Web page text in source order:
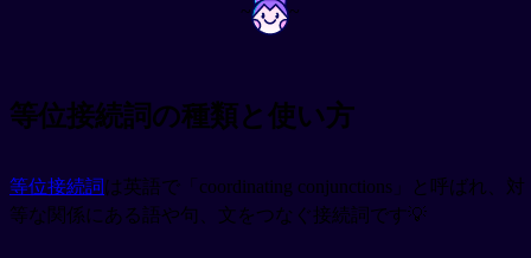
~ ~
等位接続詞の種類と使い方
等位接続詞は英語で「coordinating conjunctions」と呼ばれ、対
等な関係にある語や句、文をつなぐ接続詞です💡